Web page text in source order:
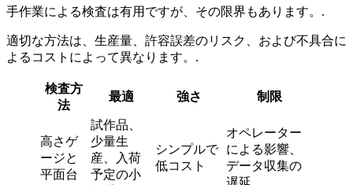
手作業による検査は有用ですが、その限界もあります。.
適切な方法は、生産量、許容誤差のリスク、および不具合に
よるコストによって異なります。.
検査方
法
最適 強さ 制限
高さゲ
ージと
平面台
試作品、
少量生
産、入荷
予定の小
シンプルで
低コスト
オペレーター
による影響、
データ収集の
遅延